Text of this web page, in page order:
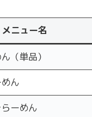
メニュー名
（単品）
ん
ーめん